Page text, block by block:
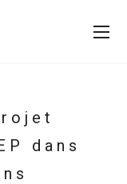
dans